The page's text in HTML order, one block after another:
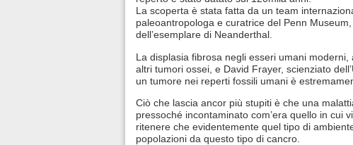
La scoperta è stata fatta da un team
paleoantropologa e curatrice del Penn
dell’esemplare di Neanderthal.
La displasia fibrosa negli esseri umani
altri tumori ossei, e David Frayer, scienziato
un tumore nei reperti fossili umani è
Ciò che lascia ancor più stupiti è che una
pressoché incontaminato com’era quello in cui
ritenere che evidentemente quel tipo di
popolazioni da questo tipo di cancro.